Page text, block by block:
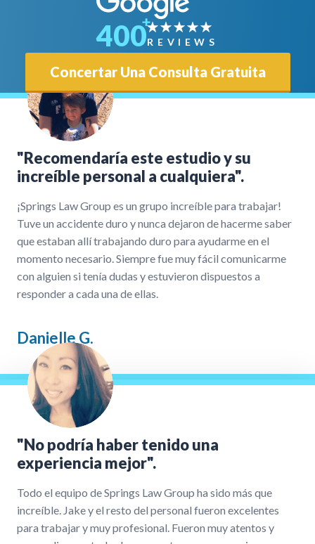
Concertar Una Consulta Gratuita
400REVIEWS
"Recomendaría este estudio y su
increíble personal a cualquiera".
¡Springs Law Group es un grupo increíble para trabajar!
Tuve un accidente duro y nunca dejaron de hacerme saber
que estaban allí trabajando duro para ayudarme en el
momento necesario. Siempre fue muy fácil comunicarme
con alguien si tenía dudas y estuvieron dispuestos a
responder a cada una de ellas.
Danielle G.
"No podría haber tenido una
experiencia mejor".
Todo el equipo de Springs Law Group ha sido más que
increíble. Jake y el resto del personal fueron excelentes
para trabajar y muy profesional. Fueron muy atentos y